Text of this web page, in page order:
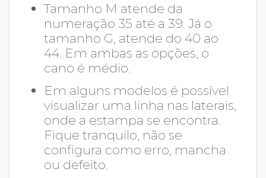
Tamanho M atende da
numeração 35 até a 39. Já o
tamanho G, atende do 40 ao
44. Em ambas as opções, o
cano é médio.
Em alguns modelos é possível
visualizar uma linha nas laterais,
onde a estampa se encontra.
Fique tranquilo, não se
configura como erro, mancha
ou defeito.